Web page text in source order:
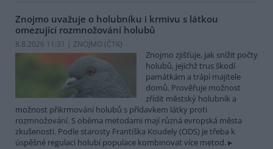
Znojmo uvažuje o holubníku i krmivu s látkou
omezující rozmnožování holubů
8.8.2026 11:31 | ZNOJMO (ČTK)
Znojmo zjišťuje, jak snížit počty
holubů, jejichž trus škodí
památkám a trápí majitele
domů. Prověřuje možnost
zřídit městský holubník a
možnost přikrmování holubů s přídavkem látky proti
rozmnožování. S oběma metodami mají různá evropská města
zkušenosti. Podle starosty Františka Koudely (ODS) je třeba k
úspěšné regulaci holubí populace kombinovat více metod.